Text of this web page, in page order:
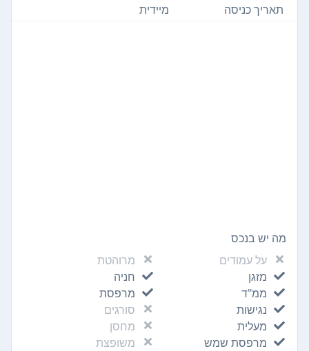
תאריך כניסה
מיידית
מה יש בנכס
על עמודים
מרוהטת
מזגן
חניה
ממ"ד
מרפסת
נגישות
סורגים
מעלית
מחסן
מרפסת שמש
משופצת